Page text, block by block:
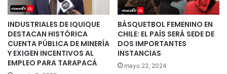
INDUSTRIALES DE IQUIQUE
DESTACAN HISTÓRICA
CUENTA PÚBLICA DE MINERÍA
Y EXIGEN INCENTIVOS AL
EMPLEO PARA TARAPACÁ
BÁSQUETBOL FEMENINO EN
CHILE: EL PAÍS SERÁ SEDE DE
DOS IMPORTANTES
INSTANCIAS
mayo 22, 2024